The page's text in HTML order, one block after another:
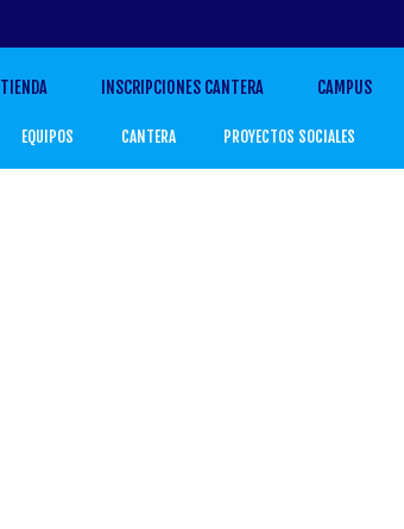
TIENDA INSCRIPCIONES CANTERA CAMPUS
EQUIPOS CANTERA PROYECTOS SOCIALES